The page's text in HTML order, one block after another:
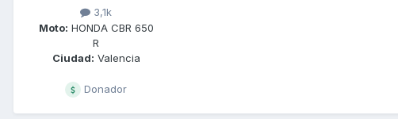
3,1k
Moto: HONDA CBR 650
R
Ciudad: Valencia
Donador